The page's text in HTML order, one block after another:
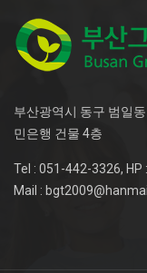
부산광역시 동구 범일
민은행 건물 4층
Tel : 051-442-3326,
Mail :